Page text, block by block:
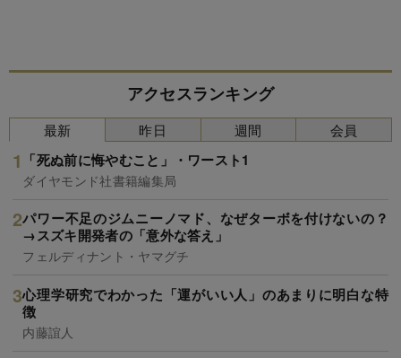
アクセスランキング
最新
「死ぬ前に悔やむこと」・ワースト1
ダイヤモンド社書籍編集局
パワー不足のジムニーノマド、なぜターボを付けないの？
→スズキ開発者の「意外な答え」
フェルディナント・ヤマグチ
心理学研究でわかった「運がいい人」のあまりに明白な特
徴
内藤誼人
昨日 週間 会員